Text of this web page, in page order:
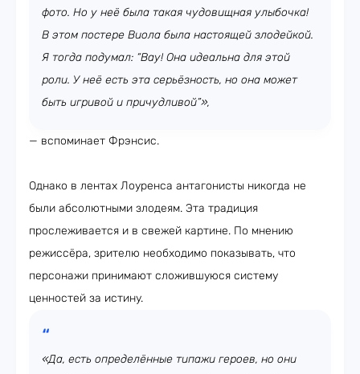
фото. Но у неё была такая чудовищная улыбочка!
В этом постере Виола была настоящей злодейкой.
Я тогда подумал: “Вау! Она идеальна для этой
роли. У неё есть эта серьёзность, но она может
быть игривой и причудливой”»,
— вспоминает Фрэнсис.
Однако в лентах Лоуренса антагонисты никогда не
были абсолютными злодеям. Эта традиция
прослеживается и в свежей картине. По мнению
режиссёра, зрителю необходимо показывать, что
персонажи принимают сложившуюся систему
ценностей за истину.
«Да, есть определённые типажи героев, но они